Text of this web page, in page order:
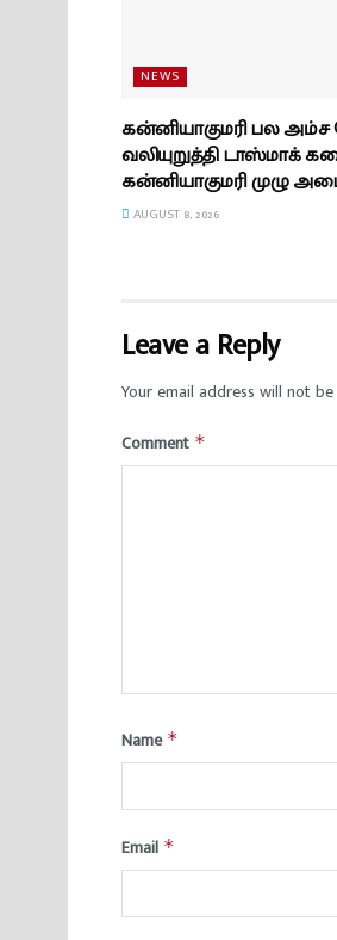
NEWS
கன்னியாகுமரி பல
வலியுறுத்தி டாஸ்மாக்
கன்னியாகுமரி முழு
AUGUST 8, 2026
Leave a Reply
Your email address will not
Comment *
Name *
Email *